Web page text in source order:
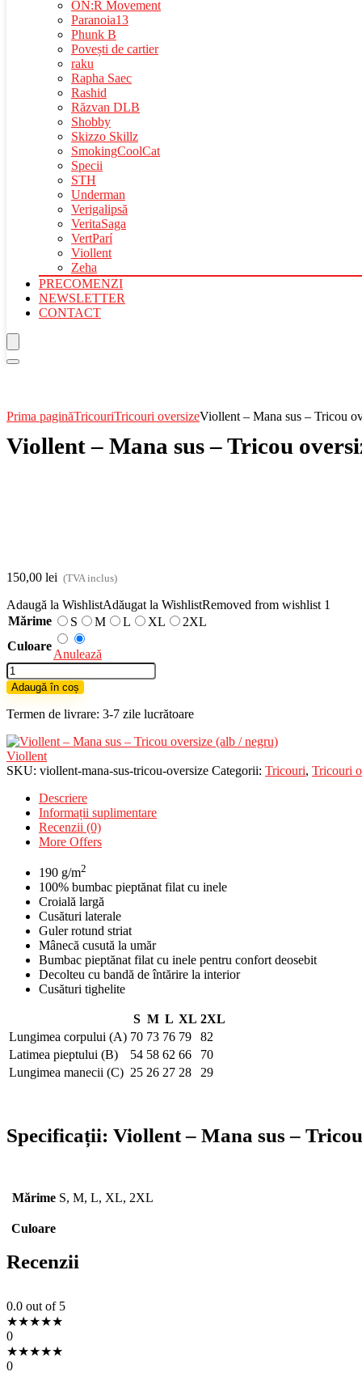
ON:R Movement
Paranoia13
Phunk B
Povești de cartier
raku
Rapha Saec
Rashid
Răzvan DLB
Shobby
Skizzo Skillz
SmokingCoolCat
Specii
STH
Underman
Verigalipsă
VeritaSaga
VertParí
Viollent
Zeha
PRECOMENZI
NEWSLETTER
CONTACT
Prima paginăTricouriTricouri oversizeViollent – Mana sus – Tricou
Viollent – Mana sus – Tricou
150,00 lei (TVA inclus)
Adaugă la WishlistAdăugat la WishlistRemoved from wishlist 1
Mărime
S M L XL
2XL
Culoare
Anulează
Cantitate
Viollent
-
Mana
-
Tricou
oversize
negru)
Adaugă în coș
Termen de livrare: 3-7 zile lucrătoare
Viollent
SKU: viollent-mana-sus-tricou-oversize Categorii: Tricouri, Tricouri
Descriere
Informații suplimentare
Recenzii (0)
More Offers
190 g/m2
100% bumbac pieptănat filat cu inele
Croială largă
Cusături laterale
Guler rotund striat
Mânecă cusută la umăr
Bumbac pieptănat filat cu inele pentru confort deosebit
Decolteu cu bandă de întărire la interior
Cusături tighelite
S M L XL 2XL
Lungimea corpului (A) 70 73 76 79
82
Latimea pieptului (B)
54 58 62 66
70
Lungimea manecii (C) 25 26 27 28 29
Specificații: Viollent – Mana sus –
Mărime S, M, L, XL, 2XL
Culoare
Recenzii
0.0 out of 5
★★★★★
0
★★★★★
0